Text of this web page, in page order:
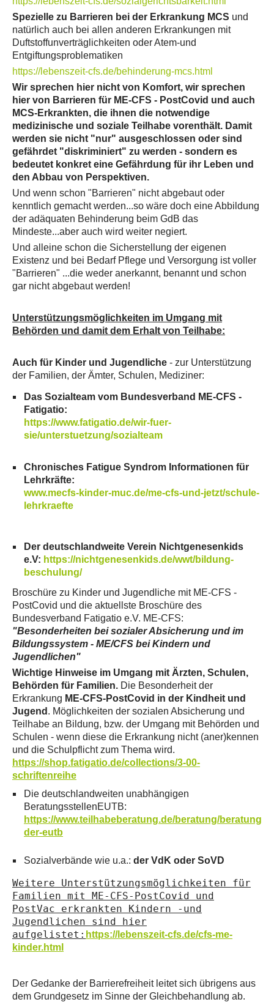
Spezielle zu Barrieren bei der Erkrankung MCS und
natürlich auch bei allen anderen Erkrankungen mit
Duftstoffunverträglichkeiten oder Atem-und
Entgiftungsproblematiken
https://lebenszeit-cfs.de/behinderung-mcs.html
Wir sprechen hier nicht von Komfort, wir sprechen
hier von Barrieren für ME-CFS - PostCovid und auch
MCS-Erkrankten, die ihnen die notwendige
medizinische und soziale Teilhabe vorenthält. Damit
werden sie nicht "nur" ausgeschlossen oder sind
gefährdet "diskriminiert" zu werden - sondern es
bedeutet konkret eine Gefährdung für ihr Leben und
den Abbau von Perspektiven.
Und wenn schon "Barrieren" nicht abgebaut oder
kenntlich gemacht werden...so wäre doch eine Abbildung
der adäquaten Behinderung beim GdB das
Mindeste...aber auch wird weiter negiert.
Und alleine schon die Sicherstellung der eigenen
Existenz und bei Bedarf Pflege und Versorgung ist voller
"Barrieren" ...die weder anerkannt, benannt und schon
gar nicht abgebaut werden!
Unterstützungsmöglichkeiten im Umgang mit
Behörden und damit dem Erhalt von Teilhabe:
Auch für Kinder und Jugendliche - zur Unterstützung
der Familien, der Ämter, Schulen, Mediziner:
Das Sozialteam vom Bundesverband ME-CFS -
Fatigatio:
https://www.fatigatio.de/wir-fuer-
sie/unterstuetzung/sozialteam
Chronisches Fatigue Syndrom Informationen für
Lehrkräfte:
www.mecfs-kinder-muc.de/me-cfs-und-jetzt/schule-
lehrkraefte
Der deutschlandweite Verein Nichtgenesenkids
e.V: https://nichtgenesenkids.de/wwt/bildung-
beschulung/
Broschüre zu Kinder und Jugendliche mit ME-CFS -
PostCovid und die aktuellste Broschüre des
Bundesverband Fatigatio e.V. ME-CFS:
"Besonderheiten bei sozialer Absicherung und im
Bildungssystem - ME/CFS bei Kindern und
Jugendlichen"
Wichtige Hinweise im Umgang mit Ärzten, Schulen,
Behörden für Familien. Die Besonderheit der
Erkrankung ME-CFS-PostCovid in der Kindheit und
Jugend . Möglichkeiten der sozialen Absicherung und
Teilhabe an Bildung, bzw. der Umgang mit Behörden und
Schulen - wenn diese die Erkrankung nicht (aner)kennen
und die Schulpflicht zum Thema wird.
https://shop.fatigatio.de/collections/3-00-
schriftenreihe
Die deutschlandweiten unabhängigen
BeratungsstellenEUTB:
https://www.teilhabeberatung.de/beratung/
der-eutb
Sozialverbände wie u.a.: der VdK oder SoVD
Weitere Unterstützungsmöglichkeiten für
Familien mit ME-CFS-PostCovid und
PostVac erkrankten Kindern -und
Jugendlichen sind hier
aufgelistet: https://lebenszeit-cfs.de/cfs-me-
kinder.html
Der Gedanke der Barrierefreiheit leitet sich übrigens aus
dem Grundgesetz im Sinne der Gleichbehandlung ab.